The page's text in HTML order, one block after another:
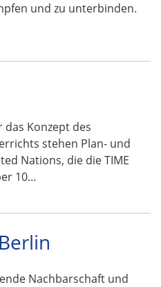
und zu unterbinden.
das Konzept des
stehen Plan- und
Nations, die die TIME
10…
Nachbarschaft und